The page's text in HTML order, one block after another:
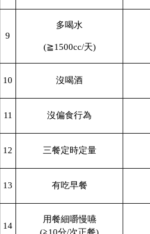
9
多喝水
(≧1500cc/天)
10 沒喝酒
11 沒偏食行為
12 三餐定時定量
13 有吃早餐
14
用餐細嚼慢嚥